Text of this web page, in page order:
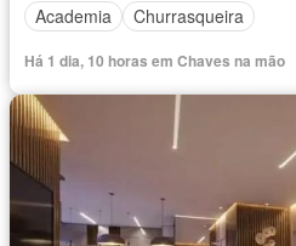
Academia
Churrasqueira
Há 1 dia, 10 horas em Chaves na mão